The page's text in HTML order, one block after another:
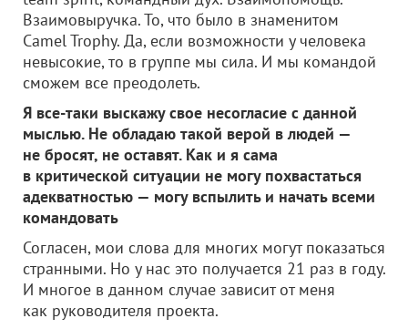
Взаимовыручка. То, что было в знаменитом
Camel Trophy. Да, если возможности у человека
невысокие, то в группе мы сила. И мы командой
сможем все преодолеть.
Я все-таки выскажу свое несогласие с данной
мыслью. Не обладаю такой верой в людей —
не бросят, не оставят. Как и я сама
в критической ситуации не могу похвастаться
адекватностью — могу вспылить и начать всеми
командовать
Согласен, мои слова для многих могут показаться
странными. Но у нас это получается 21 раз в году.
И многое в данном случае зависит от меня
как руководителя проекта.